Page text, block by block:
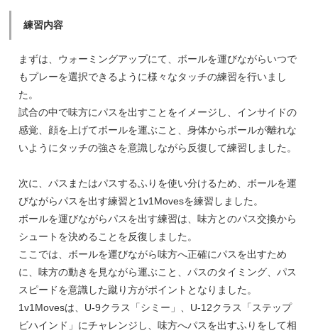
練習内容
まずは、ウォーミングアップにて、ボールを運びながらいつで
もプレーを選択できるように様々なタッチの練習を行いまし
た。
試合の中で味方にパスを出すことをイメージし、インサイドの
感覚、顔を上げてボールを運ぶこと、身体からボールが離れな
いようにタッチの強さを意識しながら反復して練習しました。
次に、パスまたはパスするふりを使い分けるため、ボールを運
びながらパスを出す練習と1v1Movesを練習しました。
ボールを運びながらパスを出す練習は、味方とのパス交換から
シュートを決めることを反復しました。
ここでは、ボールを運びながら味方へ正確にパスを出すため
に、味方の動きを見ながら運ぶこと、パスのタイミング、パス
スピードを意識した蹴り方がポイントとなりました。
1v1Movesは、U-9クラス「シミー」、U-12クラス「ステップ
ビハインド」にチャレンジし、味方へパスを出すふりをして相